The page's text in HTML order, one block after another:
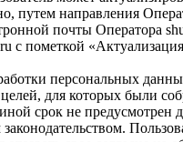
путем направления
почты Оператора
с пометкой
персональных
для которых были
срок не предусмотрен